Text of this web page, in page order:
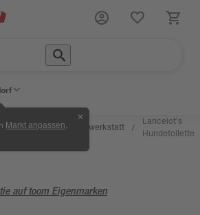
Markt anpassen
✕
/ Kreativwerkstatt /
Lancelot's
Hundetoilette
auf toom Eigenmarken